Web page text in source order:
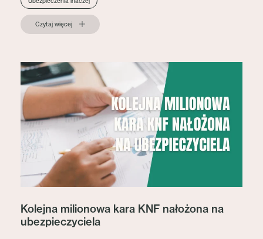
Czytaj więcej
Kolejna milionowa kara KNF nałożona na
ubezpieczyciela